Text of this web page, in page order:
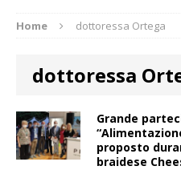
Home dottoressa Ortega
dottoressa
Grande
proposto
braidese